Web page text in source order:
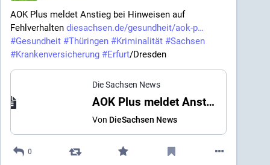
AOK Plus meldet Anstieg bei Hinweisen auf
Fehlverhalten diesachsen.de/gesundheit/aok-p
#Gesundheit #Thüringen #Kriminalität #Sachsen
#Krankenversicherung #Erfurt/Dresden
Die Sachsen News
AOK Plus meldet Anstieg bei Hinweisen auf Fehlverhalten
Von DieSachsen News
0